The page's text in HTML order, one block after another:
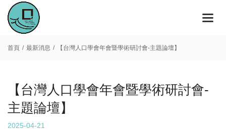
首頁 最新消息 【台灣人口學會年會暨學術研討會-主題論壇】
【台灣人口學會年會暨學術研討會-
主題論壇】
2025-04-21